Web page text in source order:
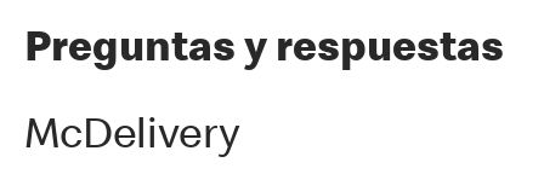
Preguntas y respuestas
McDelivery